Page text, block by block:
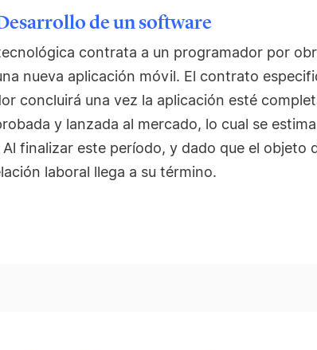
de un software
contrata a un programador por
nueva aplicación móvil. El contrato
concluirá una vez la aplicación esté
y lanzada al mercado, lo cual se
Al finalizar este período, y dado que el objeto
laboral llega a su término.